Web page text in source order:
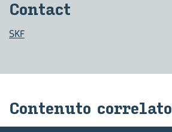
Con­tact
SKF
Con­te­nu­to cor­re­la­to